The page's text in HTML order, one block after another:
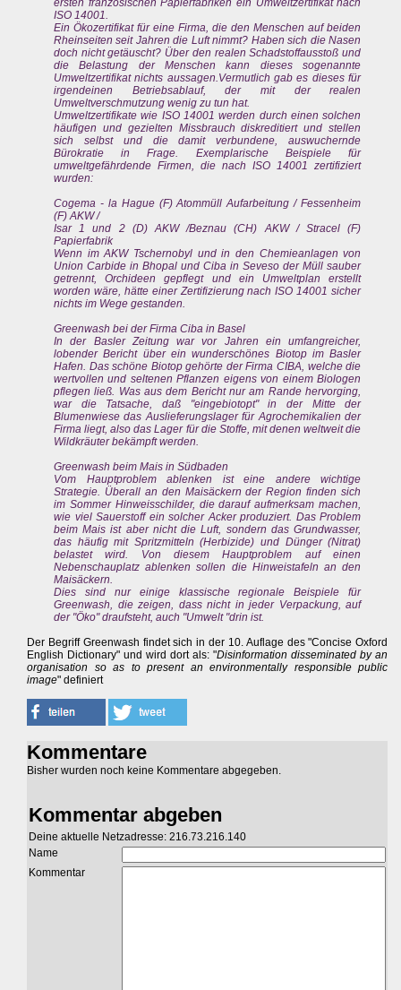
ersten französischen Papierfabriken ein Umweltzertifikat nach
ISO 14001.
Ein Ökozertifikat für eine Firma, die den Menschen auf beiden
Rheinseiten seit Jahren die Luft nimmt? Haben sich die Nasen
doch nicht getäuscht? Über den realen Schadstoffausstoß und
die Belastung der Menschen kann dieses sogenannte
Umweltzertifikat nichts aussagen.Vermutlich gab es dieses für
irgendeinen Betriebsablauf, der mit der realen
Umweltverschmutzung wenig zu tun hat.
Umweltzertifikate wie ISO 14001 werden durch einen solchen
häufigen und gezielten Missbrauch diskreditiert und stellen
sich selbst und die damit verbundene, auswuchernde
Bürokratie in Frage. Exemplarische Beispiele für
umweltgefährdende Firmen, die nach ISO 14001 zertifiziert
wurden:
Cogema - la Hague (F) Atommüll Aufarbeitung / Fessenheim
(F) AKW /
Isar 1 und 2 (D) AKW /Beznau (CH) AKW / Stracel (F)
Papierfabrik
Wenn im AKW Tschernobyl und in den Chemieanlagen von
Union Carbide in Bhopal und Ciba in Seveso der Müll sauber
getrennt, Orchideen gepflegt und ein Umweltplan erstellt
worden wäre, hätte einer Zertifizierung nach ISO 14001 sicher
nichts im Wege gestanden.
Greenwash bei der Firma Ciba in Basel
In der Basler Zeitung war vor Jahren ein umfangreicher,
lobender Bericht über ein wunderschönes Biotop im Basler
Hafen. Das schöne Biotop gehörte der Firma CIBA, welche die
wertvollen und seltenen Pflanzen eigens von einem Biologen
pflegen ließ. Was aus dem Bericht nur am Rande hervorging,
war die Tatsache, daß "eingebiotopt" in der Mitte der
Blumenwiese das Auslieferungslager für Agrochemikalien der
Firma liegt, also das Lager für die Stoffe, mit denen weltweit die
Wildkräuter bekämpft werden.
Greenwash beim Mais in Südbaden
Vom Hauptproblem ablenken ist eine andere wichtige
Strategie. Überall an den Maisäckern der Region finden sich
im Sommer Hinweisschilder, die darauf aufmerksam machen,
wie viel Sauerstoff ein solcher Acker produziert. Das Problem
beim Mais ist aber nicht die Luft, sondern das Grundwasser,
das häufig mit Spritzmitteln (Herbizide) und Dünger (Nitrat)
belastet wird. Von diesem Hauptproblem auf einen
Nebenschauplatz ablenken sollen die Hinweistafeln an den
Maisäckern.
Dies sind nur einige klassische regionale Beispiele für
Greenwash, die zeigen, dass nicht in jeder Verpackung, auf
der "Öko" draufsteht, auch "Umwelt "drin ist.
Der Begriff Greenwash findet sich in der 10. Auflage des "Concise Oxford
English Dictionary" und wird dort als: "Disinformation disseminated by an
organisation so as to present an environmentally responsible public
image" definiert
Kommentare
Bisher wurden noch keine Kommentare abgegeben.
Kommentar abgeben
Deine aktuelle Netzadresse: 216.73.216.140
Name
Kommentar